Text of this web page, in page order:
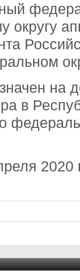
округу
на
в
2020